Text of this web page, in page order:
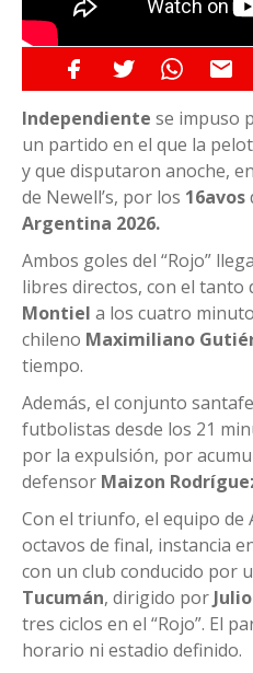
Independiente se impuso
un partido en el que la
y que disputaron anoche,
de Newell’s, por los 16avos
Argentina 2026.
Ambos goles del “Rojo”
libres directos, con el tanto
Montiel a los cuatro
chileno Maximiliano
tiempo.
Además, el conjunto
futbolistas desde los 21
por la expulsión, por
defensor Maizon
Con el triunfo, el equipo de
octavos de final, instancia
con un club conducido por
Tucumán, dirigido por
tres ciclos en el “Rojo”. El
horario ni estadio definido.